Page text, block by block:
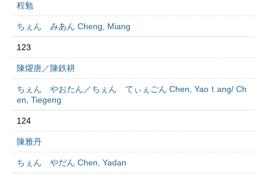
程勉
ちぇん みあん Cheng, Miang
123
陳燿唐／陳鉄耕
ちぇん やおたん／ちぇん てぃぇごん Chen, Yaoｔang/ Ch
en, Tiegeng
124
陳雅丹
ちぇん やだん Chen, Yadan